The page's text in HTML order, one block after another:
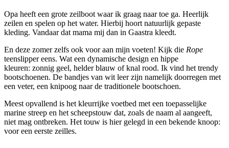
Opa heeft een grote zeilboot waar ik graag naar toe ga. Heerlijk
zeilen en spelen op het water. Hierbij hoort natuurlijk gepaste
kleding. Vandaar dat mama mij dan in Gaastra kleedt.
En deze zomer zelfs ook voor aan mijn voeten! Kijk die Rope
teenslipper eens. Wat een dynamische design en hippe
kleuren: zonnig geel, helder blauw of knal rood. Ik vind het trendy
bootschoenen. De bandjes van wit leer zijn namelijk doorregen met
een veter, een knipoog naar de traditionele bootschoen.
Meest opvallend is het kleurrijke voetbed met een toepasselijke
marine streep en het scheepstouw dat, zoals de naam al aangeeft,
niet mag ontbreken. Het touw is hier gelegd in een bekende knoop:
voor een eerste zeilles.